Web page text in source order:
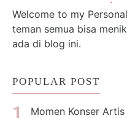
Welcome to my
teman semua bisa
ada di blog ini.
POPULAR POST
Momen Konser